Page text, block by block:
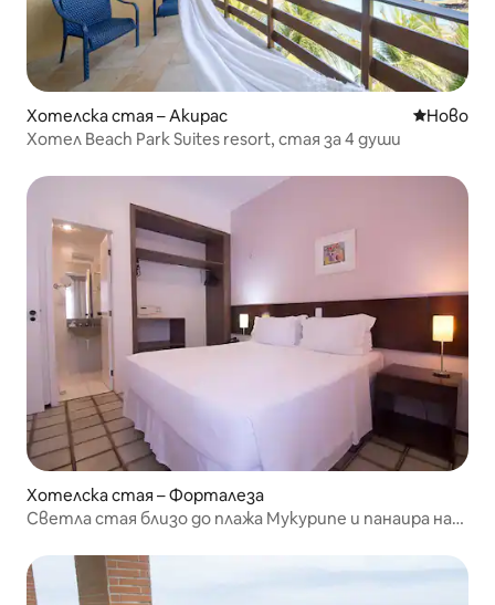
Хотелска стая – Акирас Ново
Ново
Хотел Beach Park Suites resort, стая за 4 души
Хотелска стая – Форталеза
Светла стая близо до плажа Мукурипе и панаира на